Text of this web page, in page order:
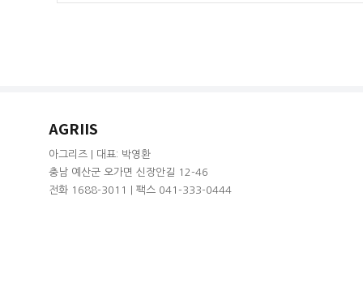
AGRIIS
아그리즈 | 대표: 박영환
충남 예산군 오가면 신장안길 12-46
전화 1688-3011 | 팩스 041-333-0444